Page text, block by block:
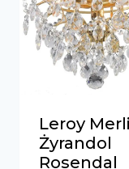
Leroy
Żyrandol
Rosendal